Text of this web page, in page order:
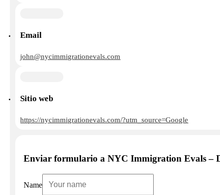
Email
john@nycimmigrationevals.com
Sitio web
https://nycimmigrationevals.com/?utm_source=Google
Enviar formulario a NYC Immigration Evals –
Name